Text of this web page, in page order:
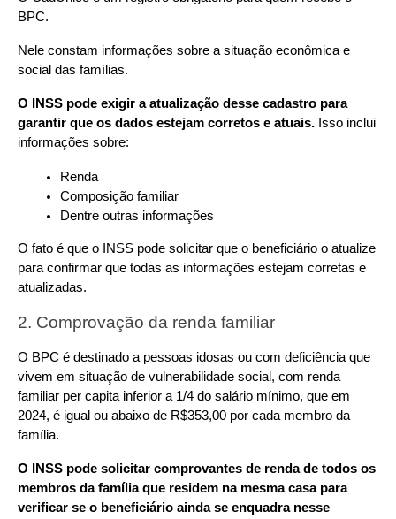
BPC.
Nele constam informações sobre a situação econômica e
social das famílias.
O INSS pode exigir a atualização desse cadastro para
garantir que os dados estejam corretos e atuais. Isso inclui
informações sobre:
Renda
Composição familiar
Dentre outras informações
O fato é que o INSS pode solicitar que o beneficiário o atualize
para confirmar que todas as informações estejam corretas e
atualizadas.
2. Comprovação da renda familiar
O BPC é destinado a pessoas idosas ou com deficiência que
vivem em situação de vulnerabilidade social, com renda
familiar per capita inferior a 1/4 do salário mínimo, que em
2024, é igual ou abaixo de R$353,00 por cada membro da
família.
O INSS pode solicitar comprovantes de renda de todos os
membros da família que residem na mesma casa para
verificar se o beneficiário ainda se enquadra nesse